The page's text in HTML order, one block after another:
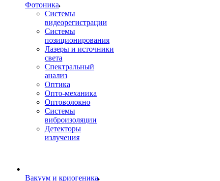
Фотоника
Cистемы
видеорегистрации
Системы
позиционирования
Лазеры и источники
света
Спектральный
анализ
Оптика
Опто-механика
Оптоволокно
Системы
виброизоляции
Детекторы
излучения
Вакуум и криогеника